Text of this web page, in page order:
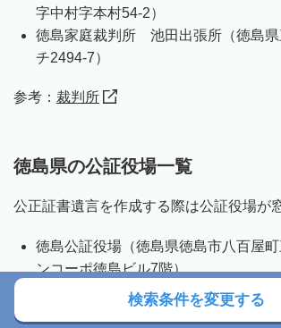
字中村字本村54-2）
徳島家庭裁判所 池田出張所（徳島県
チ2494-7）
参考： 裁判所
徳島県の公証役場一覧
公正証書遺言を作成する際は公証役場が
徳島公証役場（徳島県徳島市八百屋
ンコーポ徳島ビル7階）
徳島地方法務局検索条件を変更する